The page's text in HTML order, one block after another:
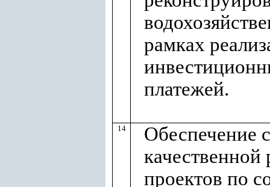
рамках
платежей.
14
Обеспечение
качественной
проектов по